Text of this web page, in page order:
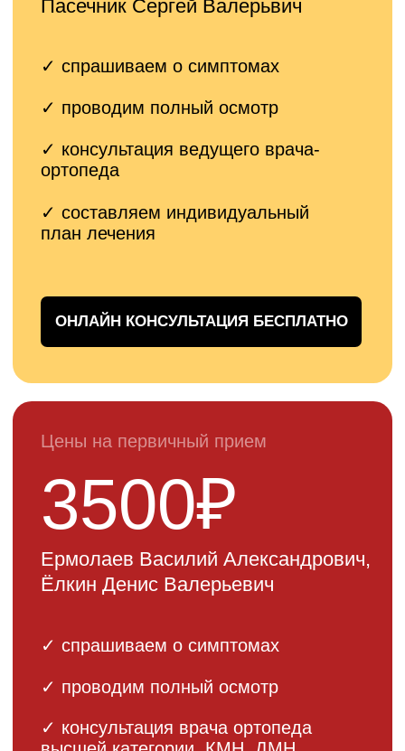
Все наши врачи регулярно
проходят повышение
квалификации и участвуют в
эндопротезирования